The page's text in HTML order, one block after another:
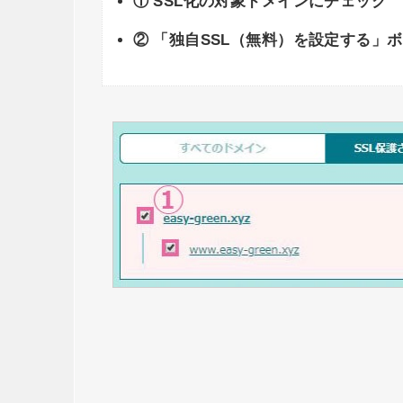
② 「独自SSL（無料）を設定する」